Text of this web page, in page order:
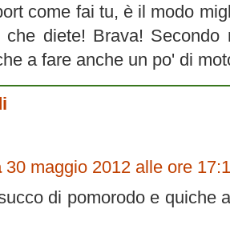
come fai tu, è il modo
che diete! Brava!
a fare anche un po' di
30 maggio 2012 alle ore
di pomorodo e quiche